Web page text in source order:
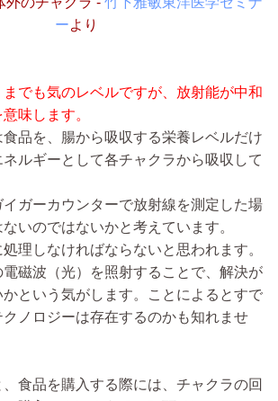
ーより
までも気のレベルですが、放射能が中和
味します。
品を、腸から吸収する栄養レベルだけ
ルギーとして各チャクラから吸収して
ガーカウンターで放射線を測定した場
いのではないかと考えています。
理しなければならないと思われます。
電磁波（光）を照射することで、解決が
という気がします。ことによるとすで
ノロジーは存在するのかも知れませ
食品を購入する際には、チャクラの回